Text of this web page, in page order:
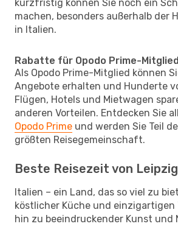
kurzfristig können Sie noch ein
machen, besonders außerhalb der
in Italien.
Rabatte für Opodo Prime-
Als Opodo Prime-Mitglied können
Angebote erhalten und Hunderte
Flügen, Hotels und Mietwagen
anderen Vorteilen. Entdecken Sie
Opodo Prime und werden Sie Teil
größten Reisegemeinschaft.
Beste Reisezeit von
Italien – ein Land, das so viel zu
köstlicher Küche und einzigartigen
hin zu beeindruckender Kunst und